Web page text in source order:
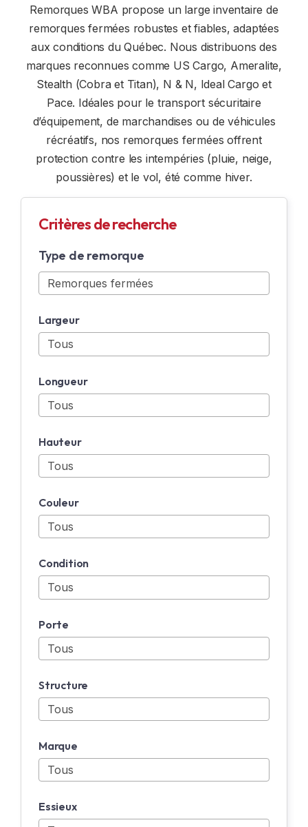
REMORQUES SUR MESURE
LOCATION
FENÊTRE ET DÔME
OPTION INTÉRIEUR
ACCESSOIRES DE SÉCURITÉ
ÉLECTRICITÉ
OPTION N & N
ACCESSOIRES DE MOTONEIGE
ACCESSOIRES DE MOTO
Remorques WBA propose un large inventaire de
remorques fermées robustes et fiables, adaptées
aux conditions du Québec. Nous distribuons des
marques reconnues comme US Cargo, Ameralite,
Stealth (Cobra et Titan), N & N, Ideal Cargo et
Pace. Idéales pour le transport sécuritaire
d’équipement, de marchandises ou de véhicules
récréatifs, nos remorques fermées offrent
protection contre les intempéries (pluie, neige,
poussières) et le vol, été comme hiver.
Critères de recherche
Type de remorque
Largeur
Longueur
Hauteur
Couleur
Condition
Porte
Structure
Marque
Essieux